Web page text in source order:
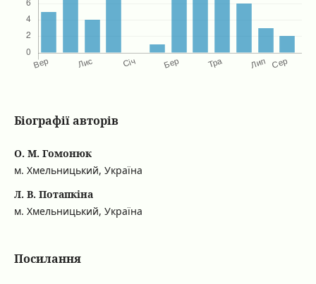
Біографії авторів
О. М. Гомонюк
м. Хмельницький, Україна
Л. В. Потапкіна
м. Хмельницький, Україна
Посилання